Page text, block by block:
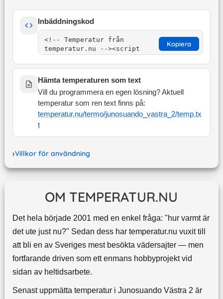
Inbäddningskod
Kopiera
Hämta temperaturen som text
Vill du programmera en egen lösning? Aktuell
temperatur som ren text finns på:
temperatur.nu/termo/junosuando_vastra_2/temp.tx
t
Villkor för användning
OM TEMPERATUR.NU
Det hela började 2001 med en enkel fråga: "hur varmt är
det ute just nu?" Sedan dess har temperatur.nu vuxit till
att bli en av Sveriges mest besökta vädersajter — men
fortfarande driven som ett enmans hobbyprojekt vid
sidan av heltidsarbete.
Senast uppmätta temperatur i Junosuando Västra 2 är